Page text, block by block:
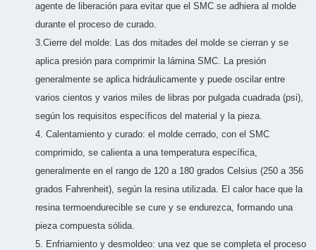
agente de liberación para evitar que el SMC se adhiera al molde
durante el proceso de curado.
3.Cierre del molde: Las dos mitades del molde se cierran y se
aplica presión para comprimir la lámina SMC. La presión
generalmente se aplica hidráulicamente y puede oscilar entre
varios cientos y varios miles de libras por pulgada cuadrada (psi),
según los requisitos específicos del material y la pieza.
4. Calentamiento y curado: el molde cerrado, con el SMC
comprimido, se calienta a una temperatura específica,
generalmente en el rango de 120 a 180 grados Celsius (250 a 356
grados Fahrenheit), según la resina utilizada. El calor hace que la
resina termoendurecible se cure y se endurezca, formando una
pieza compuesta sólida.
5. Enfriamiento y desmoldeo: una vez que se completa el proceso